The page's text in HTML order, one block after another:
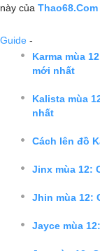
này của Thao68.Com
Guide -
Karma mùa
mới nhất
Kalista mùa
nhất
Cách lên đồ
Jinx mùa 12:
Jhin mùa 12:
Jayce mùa